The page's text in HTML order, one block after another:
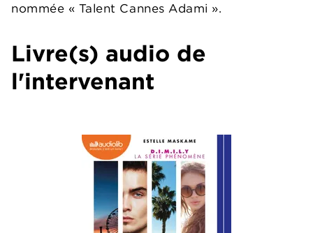
nommée « Talent Cannes Adami ».
Livre(s) audio de
l'intervenant